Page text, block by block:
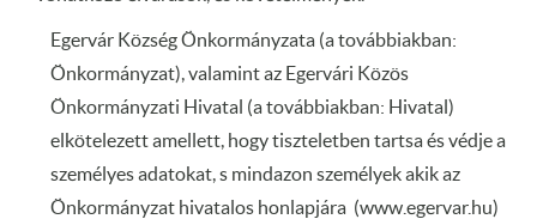
Egervár Község Önkormányzata (a továbbiakban:
Önkormányzat), valamint az Egervári Közös
Önkormányzati Hivatal (a továbbiakban: Hivatal)
elkötelezett amellett, hogy tiszteletben tartsa és védje a
személyes adatokat, s mindazon személyek akik az
Önkormányzat hivatalos honlapjára (www.egervar.hu)